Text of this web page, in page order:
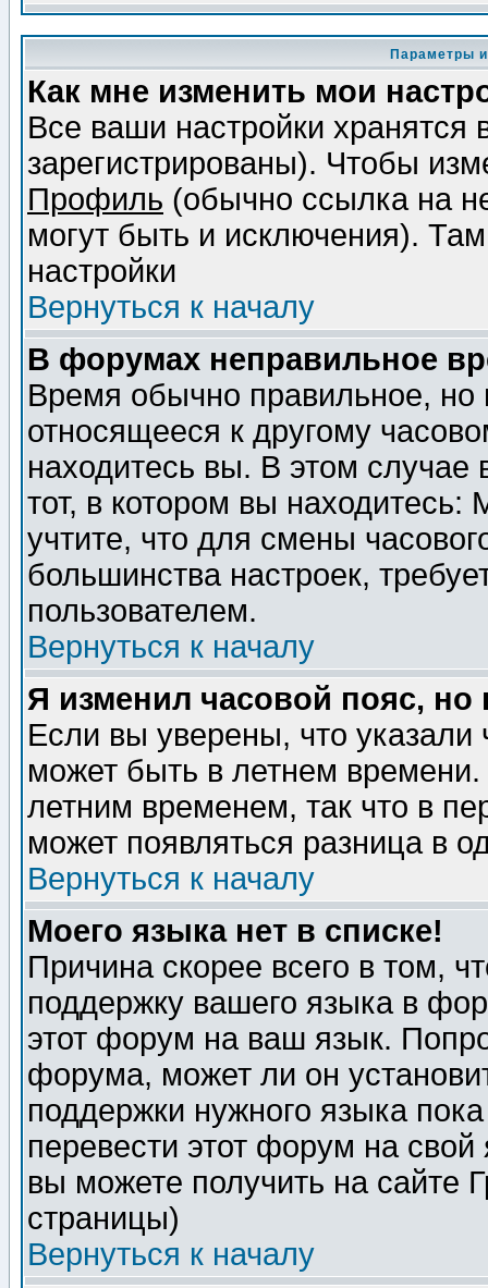
Параметры
Как мне изменить мои
Все ваши настройки
зарегистрированы). Чтобы
Профиль (обычно ссылка на
могут быть и исключения).
настройки
Вернуться к началу
В форумах неправильное
Время обычно правильное,
относящееся к другому
находитесь вы. В этом
тот, в котором вы
учтите, что для смены
большинства настроек,
пользователем.
Вернуться к началу
Я изменил часовой пояс,
Если вы уверены, что указали
может быть в летнем
летним временем, так что в
может появляться разница в
Вернуться к началу
Моего языка нет в списке!
Причина скорее всего в том,
поддержку вашего языка в
этот форум на ваш язык.
форума, может ли он
поддержки нужного языка
перевести этот форум на
вы можете получить на сайте
страницы)
Вернуться к началу